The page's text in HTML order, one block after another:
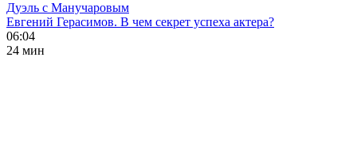
Дуэль с Манучаровым
Евгений Герасимов. В чем секрет успеха актера?
06:04
24 мин